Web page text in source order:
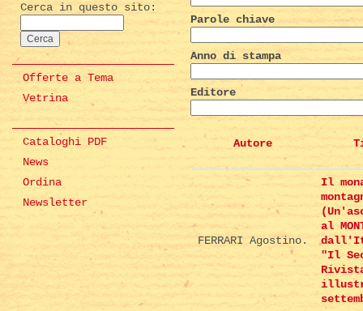
Cerca in questo sito:
Offerte a Tema
Vetrina
Cataloghi PDF
News
Ordina
Newsletter
Parole chiave
Anno di stampa
Editore
Autore
FERRARI Agostino.
Il
al
"Il